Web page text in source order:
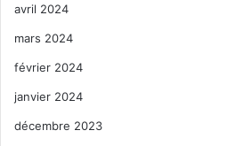
avril 2024
mars 2024
février 2024
janvier 2024
décembre 2023